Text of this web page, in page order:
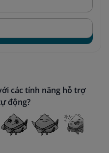
các tính năng hỗ trợ
động?